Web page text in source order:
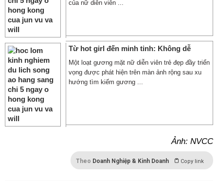
của nữ diễn viên ...
Từ hot girl đến minh tinh: Không dễ
Một loạt gương mặt nữ diễn viên trẻ đẹp đầy triển
vọng được phát hiện trên màn ảnh rộng sau xu
hướng tìm kiếm gương ...
Ảnh: NVCC
Theo Doanh Nghiệp & Kinh Doanh Copy link